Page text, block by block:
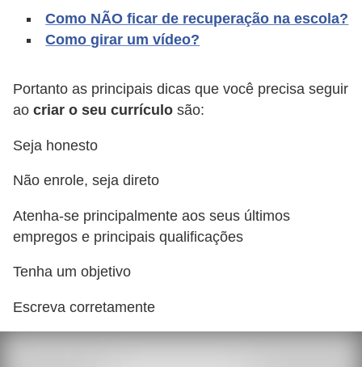
Como NÃO ficar de recuperação na escola?
Como girar um vídeo?
Portanto as principais dicas que você precisa seguir
ao criar o seu currículo são:
Seja honesto
Não enrole, seja direto
Atenha-se principalmente aos seus últimos
empregos e principais qualificações
Tenha um objetivo
Escreva corretamente
A
V
i
c
a
d
e
i
n
o
r